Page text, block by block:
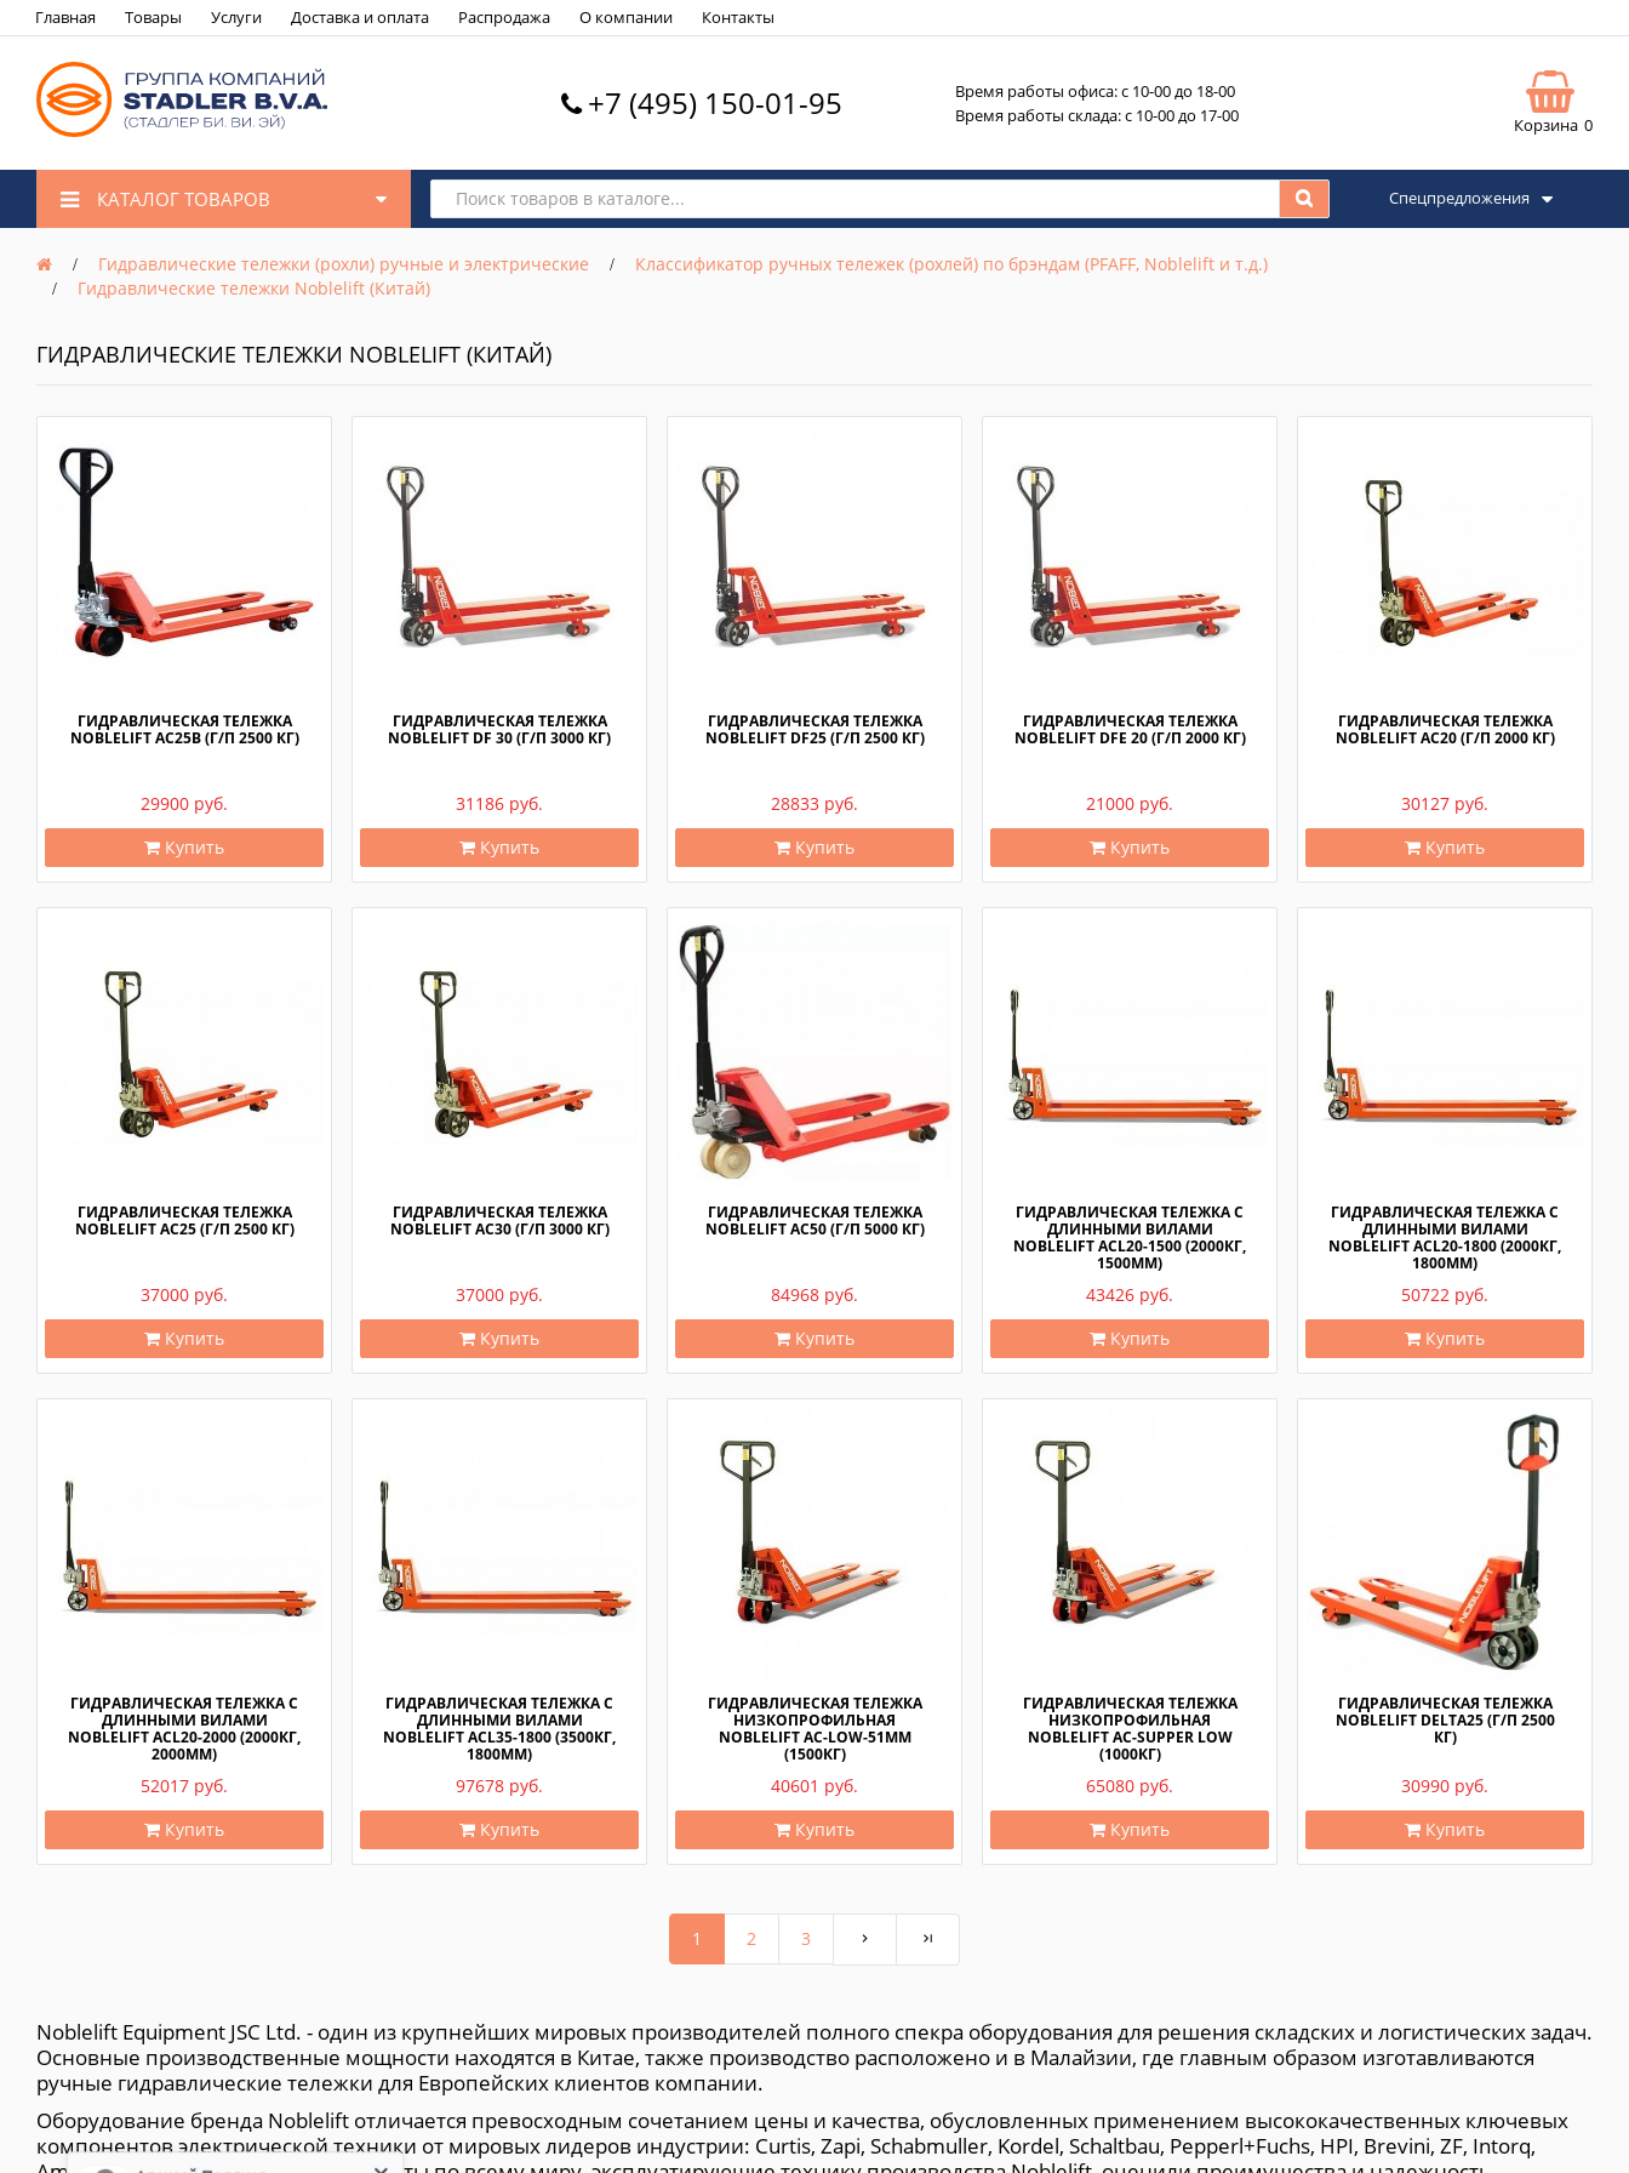
Главная Товары Услуги Доставка и оплата Распродажа О компании Контакты
+7 (495) 150-01-95
Время работы офиса: с 10-00 до 18-00
Время работы склада: с 10-00 до 17-00
Корзина 0
КАТАЛОГ ТОВАРОВ Спецпредложения
Гидравлические тележки (рохли) ручные и электрические
Классификатор ручных тележек (рохлей) по брэндам (PFAFF, Noblelift и т.д.)
Гидравлические тележки Noblelift (Китай)
ГИДРАВЛИЧЕСКИЕ ТЕЛЕЖКИ NOBLELIFT (КИТАЙ)
ГИДРАВЛИЧЕСКАЯ ТЕЛЕЖКА
NOBLELIFT AC25B (Г/П 2500 КГ)
29900 руб.
Купить
ГИДРАВЛИЧЕСКАЯ ТЕЛЕЖКА
NOBLELIFT DF 30 (Г/П 3000 КГ)
31186 руб.
Купить
ГИДРАВЛИЧЕСКАЯ ТЕЛЕЖКА
NOBLELIFT DF25 (Г/П 2500 КГ)
28833 руб.
Купить
ГИДРАВЛИЧЕСКАЯ ТЕЛЕЖКА
NOBLELIFT DFE 20 (Г/П 2000 КГ)
21000 руб.
Купить
ГИДРАВЛИЧЕСКАЯ ТЕЛЕЖКА
NOBLELIFT AC20 (Г/П 2000 КГ)
30127 руб.
Купить
ГИДРАВЛИЧЕСКАЯ ТЕЛЕЖКА
NOBLELIFT AC25 (Г/П 2500 КГ)
37000 руб.
Купить
ГИДРАВЛИЧЕСКАЯ ТЕЛЕЖКА
NOBLELIFT AC30 (Г/П 3000 КГ)
37000 руб.
Купить
ГИДРАВЛИЧЕСКАЯ ТЕЛЕЖКА
NOBLELIFT AC50 (Г/П 5000 КГ)
84968 руб.
Купить
ГИДРАВЛИЧЕСКАЯ ТЕЛЕЖКА С
ДЛИННЫМИ ВИЛАМИ
NOBLELIFT ACL20-1500 (2000КГ,
1500ММ)
43426 руб.
Купить
ГИДРАВЛИЧЕСКАЯ ТЕЛЕЖКА С
ДЛИННЫМИ ВИЛАМИ
NOBLELIFT ACL20-1800 (2000КГ,
1800ММ)
50722 руб.
Купить
ГИДРАВЛИЧЕСКАЯ ТЕЛЕЖКА С
ДЛИННЫМИ ВИЛАМИ
NOBLELIFT ACL20-2000 (2000КГ,
2000ММ)
52017 руб.
Купить
ГИДРАВЛИЧЕСКАЯ ТЕЛЕЖКА С
ДЛИННЫМИ ВИЛАМИ
NOBLELIFT ACL35-1800 (3500КГ,
1800ММ)
97678 руб.
Купить
ГИДРАВЛИЧЕСКАЯ ТЕЛЕЖКА
НИЗКОПРОФИЛЬНАЯ
NOBLELIFT AC-LOW-51MM
(1500КГ)
40601 руб.
Купить
ГИДРАВЛИЧЕСКАЯ ТЕЛЕЖКА
НИЗКОПРОФИЛЬНАЯ
NOBLELIFT AC-SUPPER LOW
(1000КГ)
65080 руб.
Купить
ГИДРАВЛИЧЕСКАЯ ТЕЛЕЖКА
NOBLELIFT DELTA25 (Г/П 2500
КГ)
30990 руб.
Купить
1 2 3
Noblelift Equipment JSC Ltd. - один из крупнейших мировых производителей полного спекра оборудования для решения складских и логистических задач.
Основные производственные мощности находятся в Китае, также производство расположено и в Малайзии, где главным образом изготавливаются
ручные гидравлические тележки для Европейских клиентов компании.
Оборудование бренда Noblelift отличается превосходным сочетанием цены и качества, обусловленных применением высококачественных ключевых
компонентов электрической техники от мировых лидеров индустрии: Curtis, Zapi, Schabmuller, Kordel, Schaltbau, Pepperl+Fuchs, HPI, Brevini, ZF, Intorq,